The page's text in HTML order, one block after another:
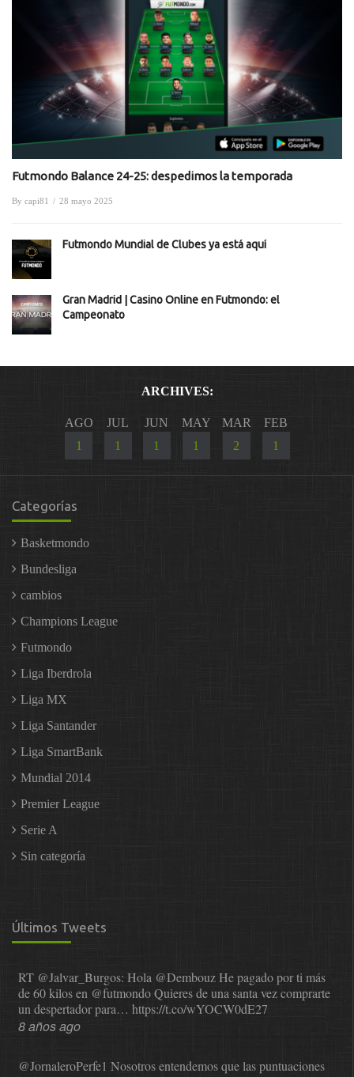
Futmondo Balance 24-25: despedimos la temporada
By capi81 / 28 mayo 2025
Futmondo Mundial de Clubes ya está aquí
Gran Madrid | Casino Online en Futmondo: el
Campeonato
ARCHIVES:
AGO
1
JUL
1
JUN
1
MAY
1
MAR
2
FEB
1
Categorías
Basketmondo
Bundesliga
cambios
Champions League
Futmondo
Liga Iberdrola
Liga MX
Liga Santander
Liga SmartBank
Mundial 2014
Premier League
Serie A
Sin categoría
Últimos Tweets
RT @Jalvar_Burgos: Hola @DembouzHe pagado por ti más
de 60 kilos en @futmondoQuieres de una santa vez comprarte
un despertador para… https://t.co/wYOCW0dE27
8 años ago
@JornaleroPerfe1 Nosotros entendemos que las puntuaciones